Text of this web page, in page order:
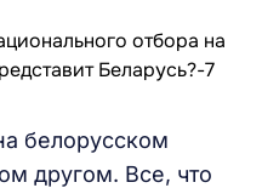
белорусском
другом. Все, что